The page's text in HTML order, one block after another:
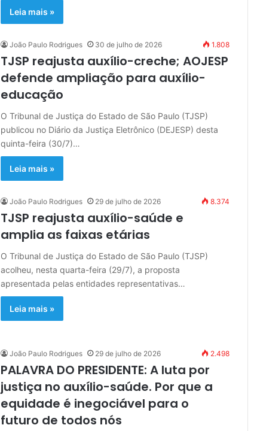
Leia mais »
João Paulo Rodrigues 30 de julho de 2026 1.808
TJSP reajusta auxílio-creche; AOJESP
defende ampliação para auxílio-
educação
O Tribunal de Justiça do Estado de São Paulo (TJSP)
publicou no Diário da Justiça Eletrônico (DEJESP) desta
quinta-feira (30/7)…
Leia mais »
João Paulo Rodrigues 29 de julho de 2026 8.374
TJSP reajusta auxílio-saúde e
amplia as faixas etárias
O Tribunal de Justiça do Estado de São Paulo (TJSP)
acolheu, nesta quarta-feira (29/7), a proposta
apresentada pelas entidades representativas…
Leia mais »
João Paulo Rodrigues 29 de julho de 2026 2.498
PALAVRA DO PRESIDENTE: A luta por
justiça no auxílio-saúde. Por que a
equidade é inegociável para o
futuro de todos nós